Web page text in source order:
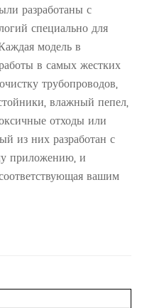
разработаны с
специально для
модель в
в самых жестких
трубопроводов,
влажный пепел,
отходы или
из них разработан с
приложению, и
вашим